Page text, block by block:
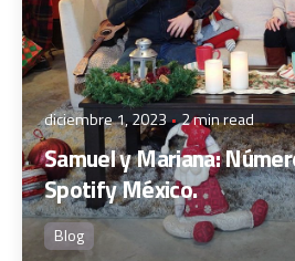
diciembre 1, 2023 2 min read
Samuel y Mariana:
Spotify México.
Blog